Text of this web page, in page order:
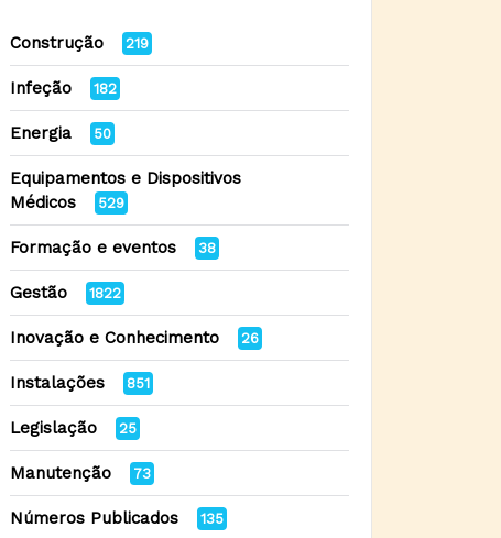
Construção 219
Infeção 182
Energia 50
Equipamentos e Dispositivos
Médicos
529
Formação e eventos 38
Gestão 1822
Inovação e Conhecimento 26
Instalações 851
Legislação 25
Manutenção 73
Números Publicados 135